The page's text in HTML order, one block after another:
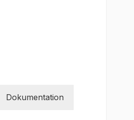
Dokumentation